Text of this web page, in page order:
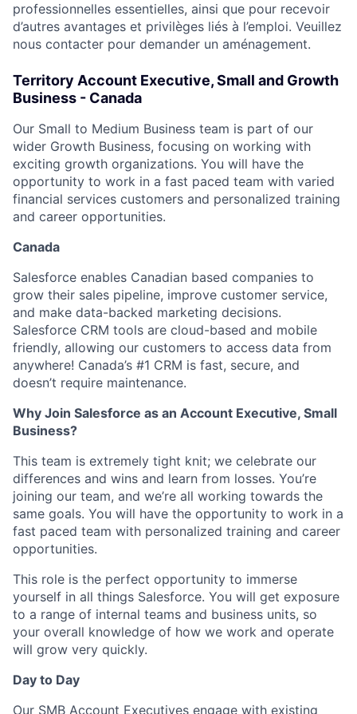
professionnelles essentielles, ainsi que pour recevoir
d’autres avantages et privilèges liés à l’emploi. Veuillez
nous contacter pour demander un aménagement.
Territory Account Executive, Small and Growth
Business - Canada
Our Small to Medium Business team is part of our
wider Growth Business, focusing on working with
exciting growth organizations. You will have the
opportunity to work in a fast paced team with varied
financial services customers and personalized training
and career opportunities.
Canada
Salesforce enables Canadian based companies to
grow their sales pipeline, improve customer service,
and make data-backed marketing decisions.
Salesforce CRM tools are cloud-based and mobile
friendly, allowing our customers to access data from
anywhere! Canada’s #1 CRM is fast, secure, and
doesn’t require maintenance.
Why Join Salesforce as an Account Executive, Small
Business?
This team is extremely tight knit; we celebrate our
differences and wins and learn from losses. You’re
joining our team, and we’re all working towards the
same goals. You will have the opportunity to work in a
fast paced team with personalized training and career
opportunities.
This role is the perfect opportunity to immerse
yourself in all things Salesforce. You will get exposure
to a range of internal teams and business units, so
your overall knowledge of how we work and operate
will grow very quickly.
Day to Day
Our SMB Account Executives engage with existing